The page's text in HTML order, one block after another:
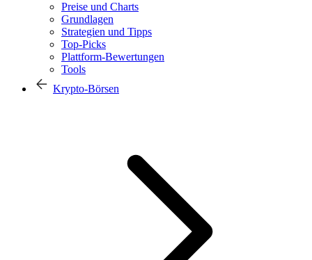
Preise und Charts
Grundlagen
Strategien und Tipps
Top-Picks
Plattform-Bewertungen
Tools
Krypto-Börsen